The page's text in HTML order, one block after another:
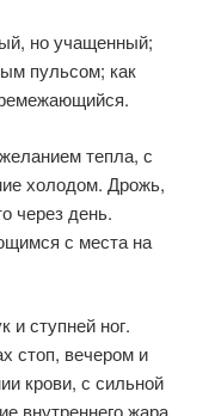
но учащенный;
пульсом; как
тепла, с
холодом. Дрожь,
через день.
с места на
и ступней ног.
стоп, вечером и
крови, с сильной
внутреннего жара